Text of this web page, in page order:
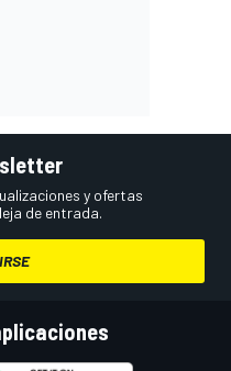
y ofertas
de entrada.